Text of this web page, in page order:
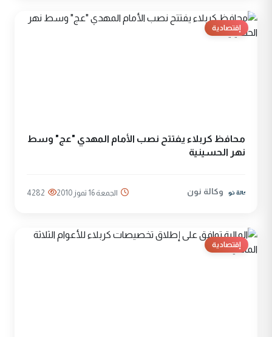
إقتصادية
محافظ كربلاء يفتتح نصب الأمام المهدي "عج" وسط
نهر الحسينية
وكالة نون الجمعة 16 تموز 2010 4282
إقتصادية